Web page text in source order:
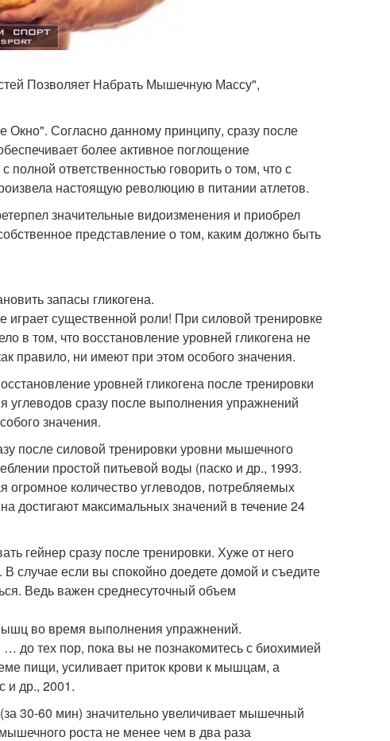
Позволяет Набрать Мышечную Массу",
Согласно данному принципу, сразу после
более активное поглощение
ответственностью говорить о том, что с
настоящую революцию в питании атлетов.
значительные видоизменения и приобрел
представление о том, каким должно быть
запасы гликогена.
существенной роли! При силовой тренировке
в том, что восстановление уровней гликогена не
правило, ни имеют при этом особого значения.
уровней гликогена после тренировки
углеводов сразу после выполнения упражнений
значения.
после силовой тренировки уровни мышечного
простой питьевой воды (паско и др., 1993.
количество углеводов, потребляемых
достигают максимальных значений в течение 24
гейнер сразу после тренировки. Хуже от него
В случае если вы спокойно доедете домой и съедите
Ведь важен среднесуточный объем
во время выполнения упражнений.
до тех пор, пока вы не познакомитесь с биохимией
пищи, усиливает приток крови к мышцам, а
и др., 2001.
30-60 мин) значительно увеличивает мышечный
роста не менее чем в два раза